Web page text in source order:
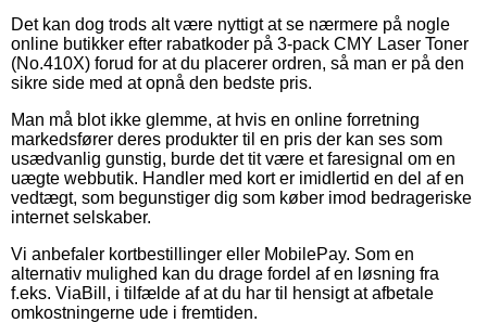
Det kan dog trods alt være nyttigt at se nærmere på nogle
online butikker efter rabatkoder på 3-pack CMY Laser Toner
(No.410X) forud for at du placerer ordren, så man er på den
sikre side med at opnå den bedste pris.
Man må blot ikke glemme, at hvis en online forretning
markedsfører deres produkter til en pris der kan ses som
usædvanlig gunstig, burde det tit være et faresignal om en
uægte webbutik. Handler med kort er imidlertid en del af en
vedtægt, som begunstiger dig som køber imod bedrageriske
internet selskaber.
Vi anbefaler kortbestillinger eller MobilePay. Som en
alternativ mulighed kan du drage fordel af en løsning fra
f.eks. ViaBill, i tilfælde af at du har til hensigt at afbetale
omkostningerne ude i fremtiden.